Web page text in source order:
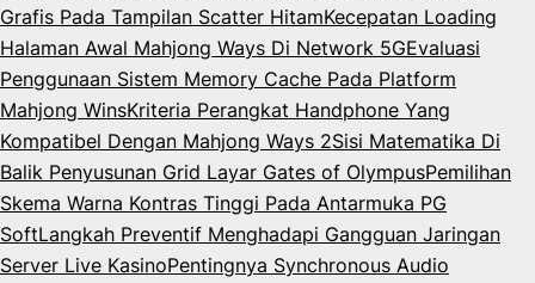
Grafis Pada Tampilan Scatter HitamKecepatan Loading
Halaman Awal Mahjong Ways Di Network 5GEvaluasi
Penggunaan Sistem Memory Cache Pada Platform
Mahjong WinsKriteria Perangkat Handphone Yang
Kompatibel Dengan Mahjong Ways 2Sisi Matematika Di
Balik Penyusunan Grid Layar Gates of OlympusPemilihan
Skema Warna Kontras Tinggi Pada Antarmuka PG
SoftLangkah Preventif Menghadapi Gangguan Jaringan
Server Live KasinoPentingnya Synchronous Audio